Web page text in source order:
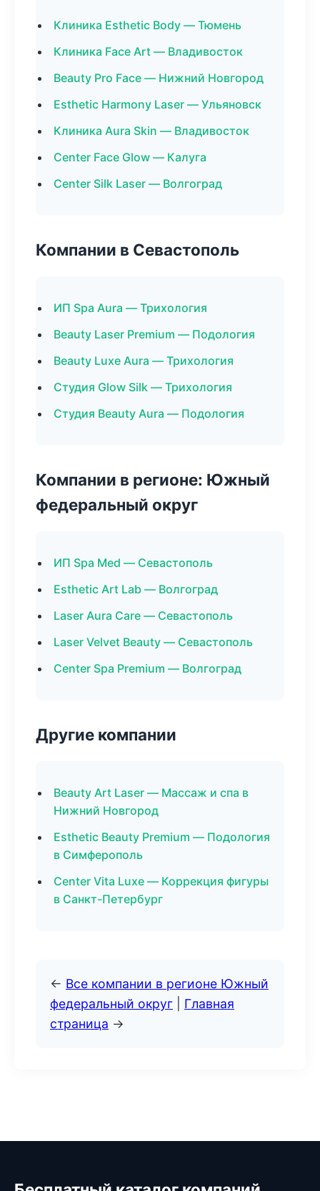
Клиника Esthetic Body — Тюмень
Клиника Face Art — Владивосток
Beauty Pro Face — Нижний Новгород
Esthetic Harmony Laser — Ульяновск
Клиника Aura Skin — Владивосток
Center Face Glow — Калуга
Center Silk Laser — Волгоград
Компании в Севастополь
ИП Spa Aura — Трихология
Beauty Laser Premium — Подология
Beauty Luxe Aura — Трихология
Студия Glow Silk — Трихология
Студия Beauty Aura — Подология
Компании в регионе: Южный
федеральный округ
ИП Spa Med — Севастополь
Esthetic Art Lab — Волгоград
Laser Aura Care — Севастополь
Laser Velvet Beauty — Севастополь
Center Spa Premium — Волгоград
Другие компании
Beauty Art Laser — Массаж и спа в
Нижний Новгород
Esthetic Beauty Premium — Подология
в Симферополь
Center Vita Luxe — Коррекция фигуры
в Санкт-Петербург
← Все компании в регионе Южный
федеральный округ
Главная
страница →